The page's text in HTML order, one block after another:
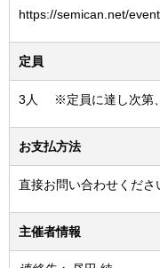
https://semican.net/
定員
3人 ※定員に達し次第、
お支払方法
直接お問い合わせくださ
主催者情報